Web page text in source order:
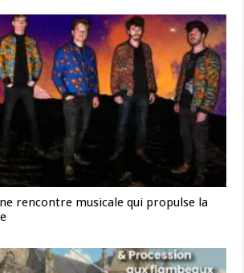
rencontre musicale qui propulse la